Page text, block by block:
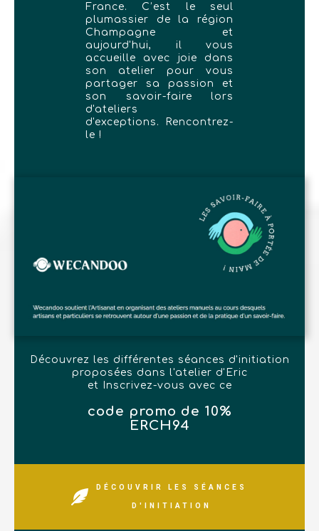
France. C’est le seul
plumassier de la région
Champagne et
aujourd'hui, il vous
accueille avec joie dans
son atelier pour vous
partager sa passion et
son savoir-faire lors
d'ateliers
d'exceptions. Rencontrez-
le !
Découvrez les différentes séances d'initiation
proposées dans l'atelier d'Eric
et Inscrivez-vous avec ce
code promo de 10%
ERCH94
DÉCOUVRIR LES SÉANCES
D'INITIATION